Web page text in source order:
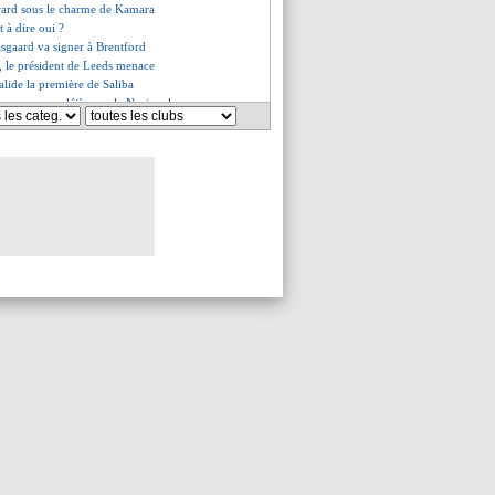
sous le charme de Kamara
à dire oui ?
va signer à Brentford
le président de Leeds menace
la première de Saliba
marque déjà avec le Nacional
bien dissiper les doutes
plus de Lacazette